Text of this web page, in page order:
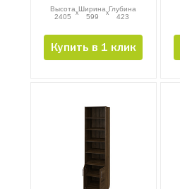
Высота
2405
xШирина
599
xГлубина
423
Купить в 1 клик